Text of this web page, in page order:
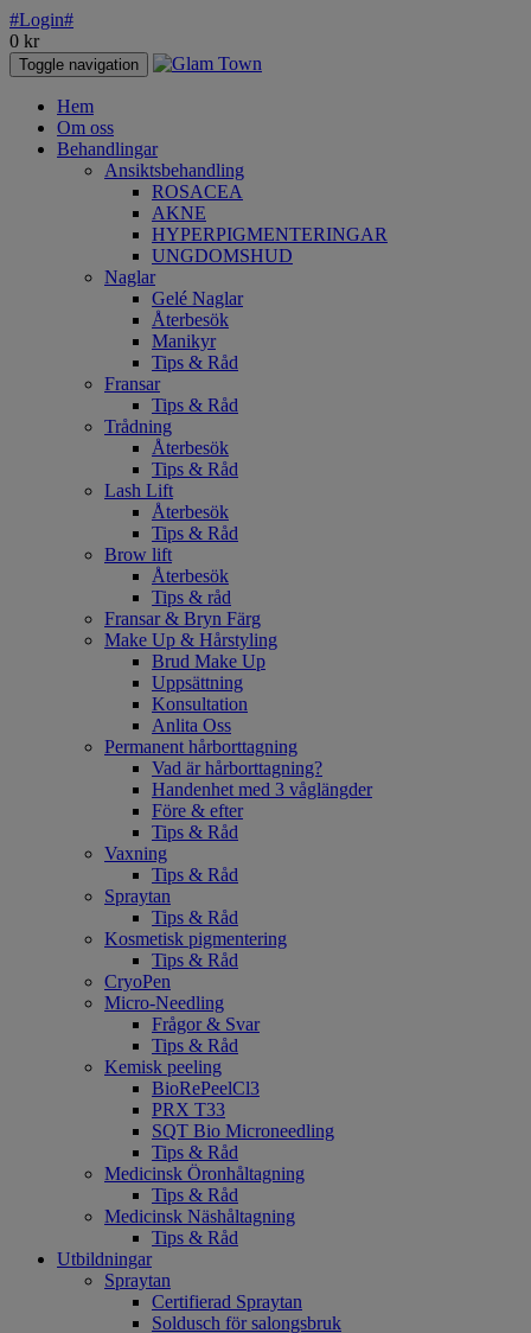
#Login#
0 kr
Toggle navigation
Hem
Om oss
Behandlingar
Ansiktsbehandling
ROSACEA
AKNE
HYPERPIGMENTERINGAR
UNGDOMSHUD
Naglar
Gelé Naglar
Återbesök
Manikyr
Tips & Råd
Fransar
Tips & Råd
Trådning
Återbesök
Tips & Råd
Lash Lift
Återbesök
Tips & Råd
Brow lift
Återbesök
Tips & råd
Fransar & Bryn Färg
Make Up & Hårstyling
Brud Make Up
Uppsättning
Konsultation
Anlita Oss
Permanent hårborttagning
Vad är hårborttagning?
Handenhet med 3 våglängder
Före & efter
Tips & Råd
Vaxning
Tips & Råd
Spraytan
Tips & Råd
Kosmetisk pigmentering
Tips & Råd
CryoPen
Micro-Needling
Frågor & Svar
Tips & Råd
Kemisk peeling
BioRePeelCl3
PRX T33
SQT Bio Microneedling
Tips & Råd
Medicinsk Öronhåltagning
Tips & Råd
Medicinsk Näshåltagning
Tips & Råd
Utbildningar
Spraytan
Certifierad Spraytan
Soldusch för salongsbruk